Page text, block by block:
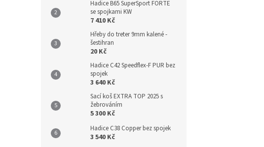
Hadice B65 SuperSport FORTE
se spojkami KW
7 410 Kč
Hřeby do treter 9mm kalené -
šestihran
20 Kč
Hadice C42 Speedflex-F PUR bez
spojek
3 640 Kč
Sací koš EXTRA TOP 2025 s
žebrováním
5 300 Kč
Hadice C38 Copper bez spojek
3 540 Kč